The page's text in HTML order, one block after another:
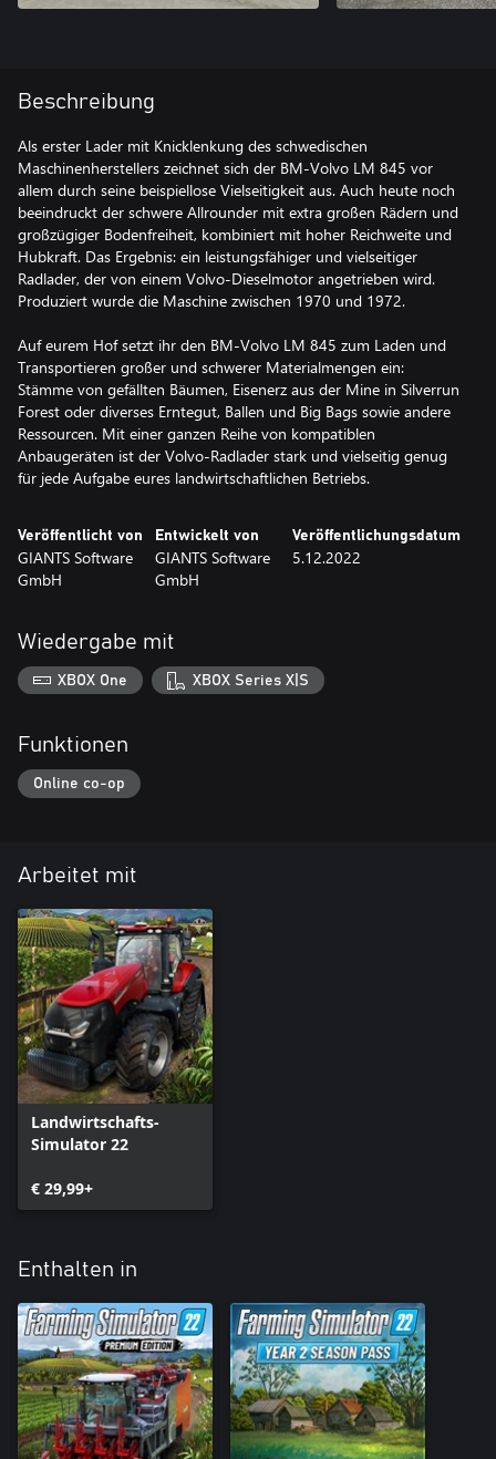
Beschreibung
Als erster Lader mit Knicklenkung des schwedischen
Maschinenherstellers zeichnet sich der BM-Volvo LM 845 vor
allem durch seine beispiellose Vielseitigkeit aus. Auch heute noch
beeindruckt der schwere Allrounder mit extra großen Rädern und
großzügiger Bodenfreiheit, kombiniert mit hoher Reichweite und
Hubkraft. Das Ergebnis: ein leistungsfähiger und vielseitiger
Radlader, der von einem Volvo-Dieselmotor angetrieben wird.
Produziert wurde die Maschine zwischen 1970 und 1972.
Auf eurem Hof setzt ihr den BM-Volvo LM 845 zum Laden und
Transportieren großer und schwerer Materialmengen ein:
Stämme von gefällten Bäumen, Eisenerz aus der Mine in Silverrun
Forest oder diverses Erntegut, Ballen und Big Bags sowie andere
Ressourcen. Mit einer ganzen Reihe von kompatiblen
Anbaugeräten ist der Volvo-Radlader stark und vielseitig genug
für jede Aufgabe eures landwirtschaftlichen Betriebs.
Veröffentlicht von
GIANTS Software
GmbH
Entwickelt von
GIANTS Software
GmbH
Veröffentlichungsdatum
5.12.2022
Wiedergabe mit
XBOX One XBOX Series X|S
Funktionen
Online co-op
Arbeitet mit
Landwirtschafts-
Simulator 22
€ 29,99+
Enthalten in